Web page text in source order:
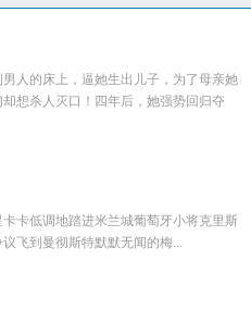
人的床上，逼她生出儿子，为了母亲她
想杀人灭口！四年后，她强势回归夺
卡低调地踏进米兰城葡萄牙小将克里斯
飞到曼彻斯特默默无闻的梅...